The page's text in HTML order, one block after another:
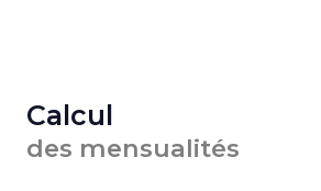
Calcul
des mensualités